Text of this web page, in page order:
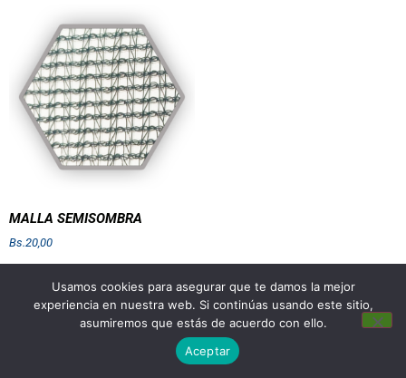
MALLA SEMISOMBRA
Bs.20,00
Añadir al carrito
Usamos cookies para asegurar que te damos la mejor
experiencia en nuestra web. Si continúas usando este sitio,
asumiremos que estás de acuerdo con ello.
Aceptar